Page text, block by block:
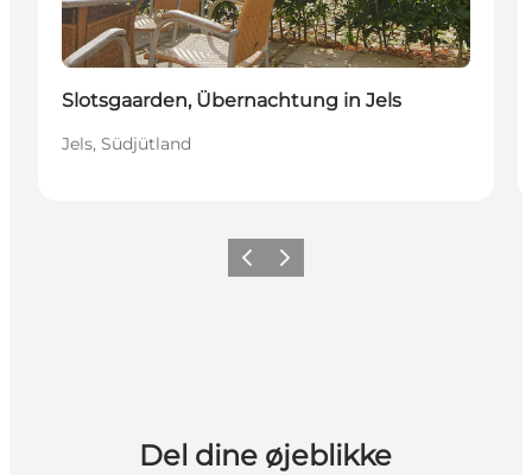
Slotsgaarden, Übernachtung in Jels
Jels, Südjütland
Vorherige Folie
Nächste Folie
Del dine øjeblikke